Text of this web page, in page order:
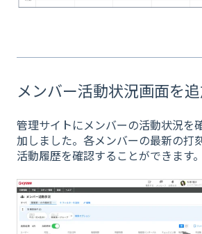
メンバー活動状況画面を追
管理サイトにメンバーの活動状況を
加しました。各メンバーの最新の打
活動履歴を確認することができます。